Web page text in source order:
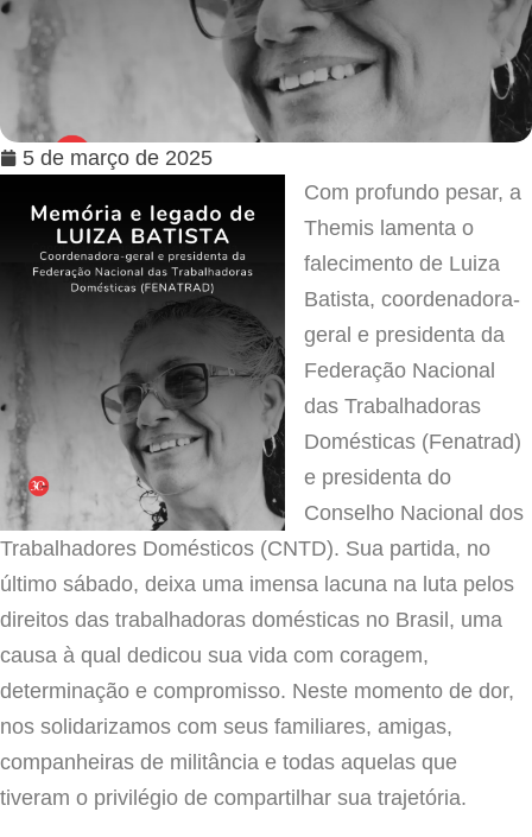
5 de março de 2025
Com profundo pesar, a
Themis lamenta o
falecimento de Luiza
Batista, coordenadora-
geral e presidenta da
Federação Nacional
das Trabalhadoras
Domésticas (Fenatrad)
e presidenta do
Conselho Nacional dos
Trabalhadores Domésticos (CNTD). Sua partida, no
último sábado, deixa uma imensa lacuna na luta pelos
direitos das trabalhadoras domésticas no Brasil, uma
causa à qual dedicou sua vida com coragem,
determinação e compromisso. Neste momento de dor,
nos solidarizamos com seus familiares, amigas,
companheiras de militância e todas aquelas que
tiveram o privilégio de compartilhar sua trajetória.